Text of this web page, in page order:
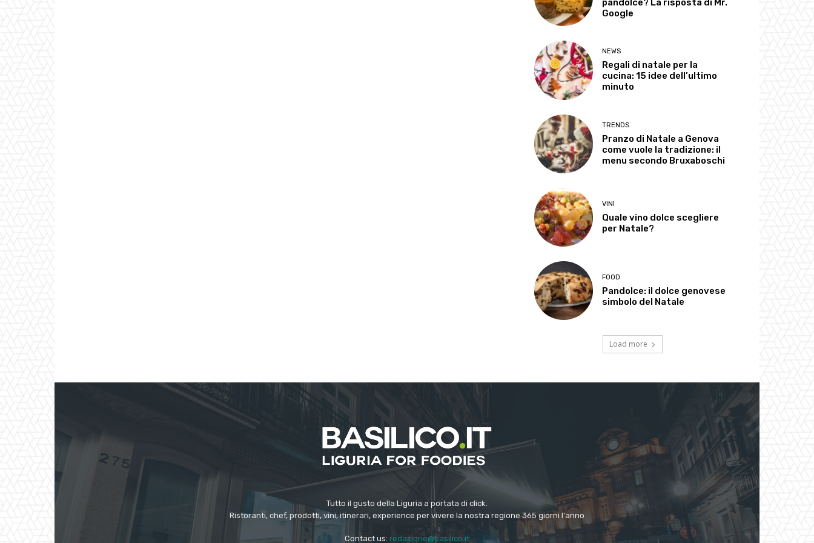
pandolce? La risposta di Mr.
Google
NEWS
Regali di natale per la
cucina: 15 idee dell’ultimo
minuto
TRENDS
Pranzo di Natale a Genova
come vuole la tradizione: il
menu secondo Bruxaboschi
VINI
Quale vino dolce scegliere
per Natale?
FOOD
Pandolce: il dolce genovese
simbolo del Natale
Load more
Tutto il gusto della Liguria a portata di click.
Ristoranti, chef, prodotti, vini, itinerari, experience per vivere la nostra regione 365 giorni l'anno
Contact us: redazione@basilico.it